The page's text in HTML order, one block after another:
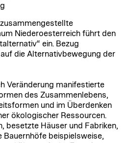
Niederoesterreich führt den
ein. Bezug
die Alternativbewegung der
Veränderung manifestierte
des Zusammenlebens,
und im Überdenken
ökologischer Ressourcen.
besetzte Häuser und Fabriken,
beispielsweise,